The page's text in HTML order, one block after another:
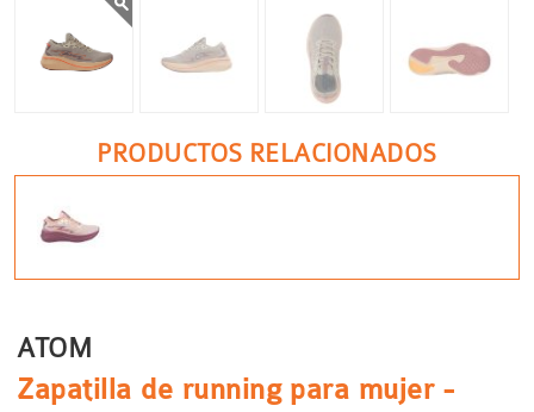
PRODUCTOS RELACIONADOS
ATOM
Zapatilla de running para mujer -